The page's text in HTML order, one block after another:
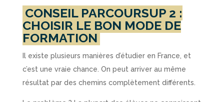
CONSEIL PARCOURSUP 2 :
CHOISIR LE BON MODE DE
FORMATION
Il existe plusieurs manières d’étudier en France, et
c’est une vraie chance. On peut arriver au même
résultat par des chemins complètement différents.